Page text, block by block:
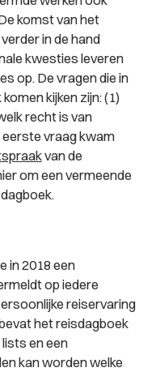
komst van het
in de hand
kwesties leveren
op. De vragen die in
kijken zijn: (1)
recht is van
vraag kwam
van de
om een vermeende
in 2018 een
op iedere
reiservaring
het reisdagboek
en een
kan worden welke